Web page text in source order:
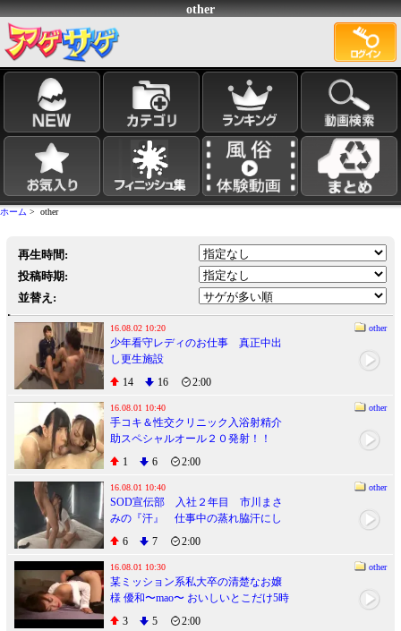
other
ホーム > other
再生時間:
投稿時期:
並替え:
16.08.02 10:20 other
少年看守レディのお仕事 真正中出
し更生施設
14
16 2:00
16.08.01 10:40 other
手コキ＆性交クリニック入浴射精介
助スペシャルオール２０発射！！
1
6 2:00
16.08.01 10:40 other
SOD宣伝部 入社２年目 市川まさ
みの『汗』 仕事中の蒸れ脇汗にし
ゃぶりつき、唾液をむさぼりあい、
カラダ中潮まみれ、初イラマで濃厚
エヅキ汁を垂れ流す “汗だくツユだ
く”４本番
6 7 2:00
16.08.01 10:30 other
某ミッション系私大卒の清楚なお嬢
様 優和〜mao〜 おいしいとこだけ5時
間
3 5 2:00